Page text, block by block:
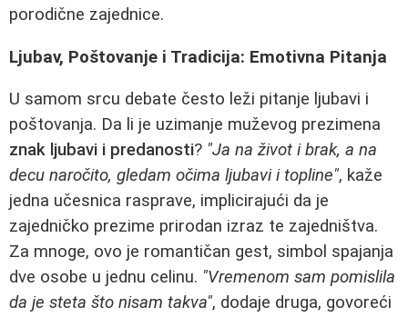
porodične zajednice.
Ljubav, Poštovanje i Tradicija: Emotivna Pitanja
U samom srcu debate često leži pitanje ljubavi i
poštovanja. Da li je uzimanje muževog prezimena
znak ljubavi i predanosti? "Ja na život i brak, a na
decu naročito, gledam očima ljubavi i topline", kaže
jedna učesnica rasprave, implicirajući da je
zajedničko prezime prirodan izraz te zajedništva.
Za mnoge, ovo je romantičan gest, simbol spajanja
dve osobe u jednu celinu. "Vremenom sam pomislila
da je steta što nisam takva", dodaje druga, govoreći